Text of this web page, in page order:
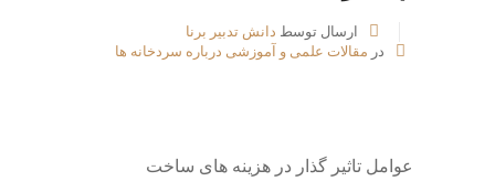
ارسال توسط دانش تدبیر برنا
در مقالات علمی و آموزشی درباره سردخانه ها
عوامل تاثیر گذار در هزینه های ساخت